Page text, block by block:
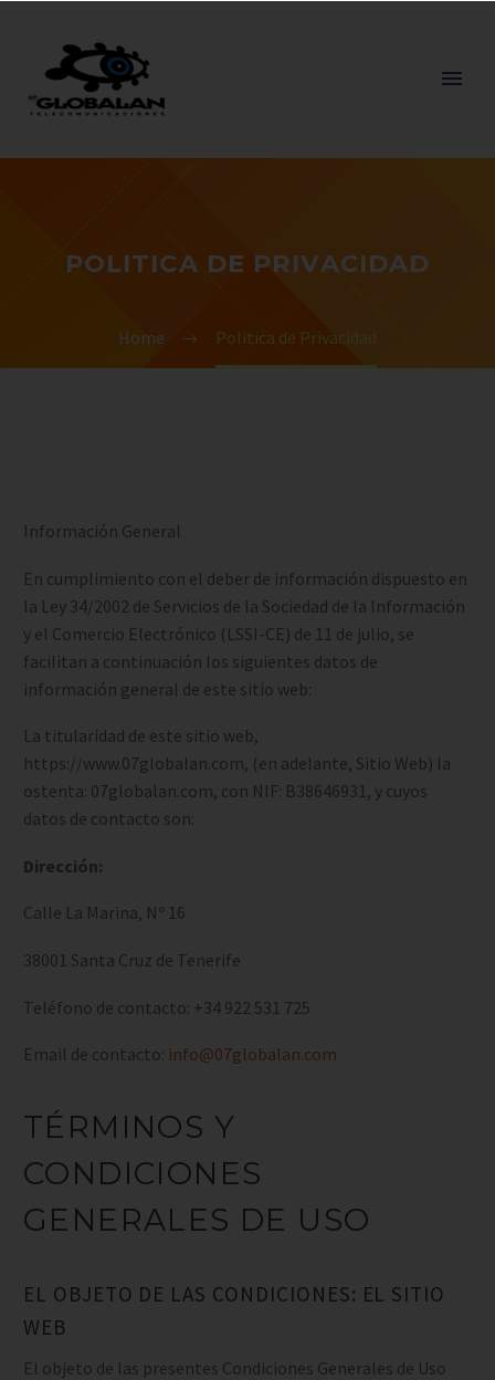
POLITICA DE PRIVACIDAD
Home Politica de Privacidad
Información General
En cumplimiento con el deber de información dispuesto en
la Ley 34/2002 de Servicios de la Sociedad de la Información
y el Comercio Electrónico (LSSI-CE) de 11 de julio, se
facilitan a continuación los siguientes datos de
información general de este sitio web:
La titularidad de este sitio web,
https://www.07globalan.com, (en adelante, Sitio Web) la
ostenta: 07globalan.com, con NIF: B38646931, y cuyos
datos de contacto son:
Dirección:
Calle La Marina, Nº 16
38001 Santa Cruz de Tenerife
Teléfono de contacto: +34 922 531 725
Email de contacto: info@07globalan.com
TÉRMINOS Y
CONDICIONES
GENERALES DE USO
EL OBJETO DE LAS CONDICIONES: EL SITIO
WEB
El objeto de las presentes Condiciones Generales de Uso